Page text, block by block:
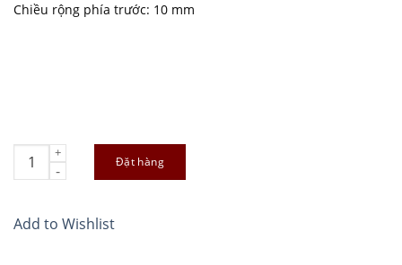
Chiều rộng phía trước: 10 mm
Dao cắt tỉa da quantity
Đặt hàng
Add to Wishlist